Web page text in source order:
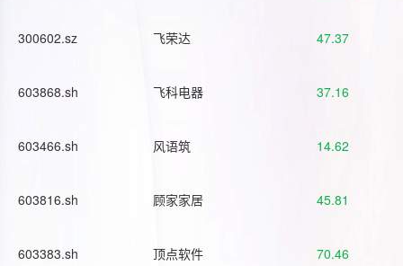
300602.sz 飞荣达 47.37
603868.sh 飞科电器 37.16
603466.sh 风语筑 14.62
603816.sh 顾家家居 45.81
603383.sh 顶点软件 70.46